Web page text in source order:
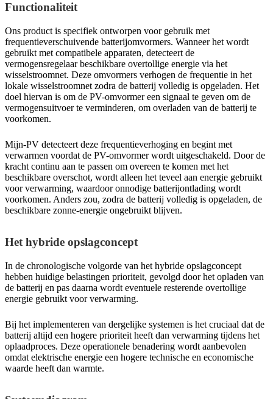
Functionaliteit
Ons product is specifiek ontworpen voor gebruik met
frequentieverschuivende batterijomvormers. Wanneer het wordt
gebruikt met compatibele apparaten, detecteert de
vermogensregelaar beschikbare overtollige energie via het
wisselstroomnet. Deze omvormers verhogen de frequentie in het
lokale wisselstroomnet zodra de batterij volledig is opgeladen. Het
doel hiervan is om de PV-omvormer een signaal te geven om de
vermogensuitvoer te verminderen, om overladen van de batterij te
voorkomen.
Mijn-PV detecteert deze frequentieverhoging en begint met
verwarmen voordat de PV-omvormer wordt uitgeschakeld. Door de
kracht continu aan te passen om overeen te komen met het
beschikbare overschot, wordt alleen het teveel aan energie gebruikt
voor verwarming, waardoor onnodige batterijontlading wordt
voorkomen. Anders zou, zodra de batterij volledig is opgeladen, de
beschikbare zonne-energie ongebruikt blijven.
Het hybride opslagconcept
In de chronologische volgorde van het hybride opslagconcept
hebben huidige belastingen prioriteit, gevolgd door het opladen van
de batterij en pas daarna wordt eventuele resterende overtollige
energie gebruikt voor verwarming.
Bij het implementeren van dergelijke systemen is het cruciaal dat de
batterij altijd een hogere prioriteit heeft dan verwarming tijdens het
oplaadproces. Deze operationele benadering wordt aanbevolen
omdat elektrische energie een hogere technische en economische
waarde heeft dan warmte.